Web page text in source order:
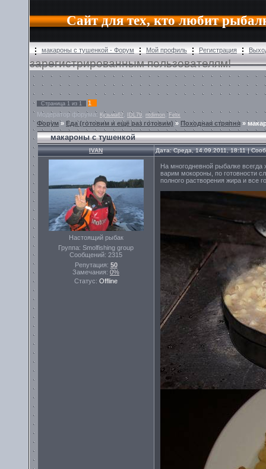
Сайт для тех, кто любит
макароны с тушенкой - Форум Мой профиль Регистрация
зарегистрированным пользователям!
Страница 1 из 1
1
Модератор форума: Кузьма67 IDL79 ntdimon , Felix
Форум» Еда (готовим и ещё раз готовим) » Походная стряпня »
макароны с тушенкой
IVAN Дата: Среда, 14.09.2011, 18:11 |
Настоящий рыбак
Группа: Smolfishing group
Сообщений: 2315
Репутация: 50
Замечания: 0%
Статус: Offline
На многодневной рыбалке всегда
варим мокороны, по готовности
полного растворения жира и все